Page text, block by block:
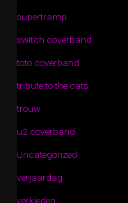
supertramp
switch coverband
toto coverband
tribute to the cats
trouw
u2 coverband
Uncategorized
verjaardag
verkleden